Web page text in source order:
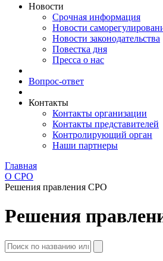
Новости
Срочная информация
Новости
Новости законодательства
Повестка дня
Пресса о нас
Вопрос-ответ
Контакты
Контакты организации
Контакты представителей
Контролирующий орган
Наши партнеры
Главная
О СРО
Решения правления СРО
Решения